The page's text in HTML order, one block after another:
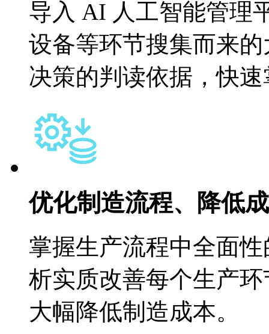
导入 AI 人工智能管理平台
设备等环节搜集而来
决策的判读依据，
优化制造流程、降低
掌握生产流程中全面性
析实质改善每个生产环节
大幅降低制造成本。